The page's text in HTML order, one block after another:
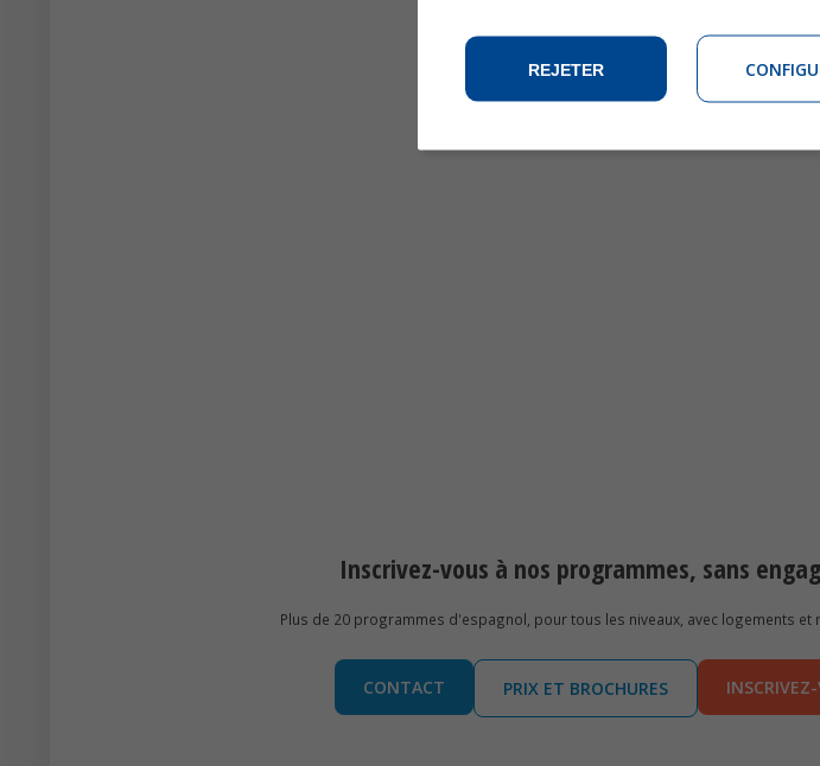
Inscrivez-vous à nos programmes, sans
Plus de 20 programmes d'espagnol, pour tous les niveaux, avec logements et
CONTACT PRIX ET BROCHURES
REJETER